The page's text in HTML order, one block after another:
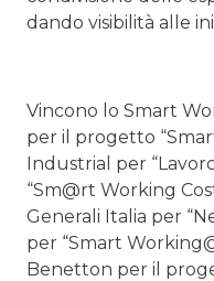
dando visibilità alle
Vincono lo Smart
per il progetto
Industrial per
“Sm@rt Working
Generali Italia per
per “Smart
Benetton per il